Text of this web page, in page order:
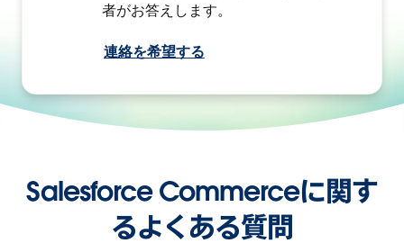
者がお答えします。
連絡を希望する
Salesforce Commerceに関す
るよくある質問